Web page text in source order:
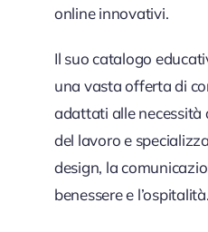
online innovativi.
Il suo catalogo
una vasta offerta di
adattati alle necessità
del lavoro e
design, la
benessere e l’ospitalità.